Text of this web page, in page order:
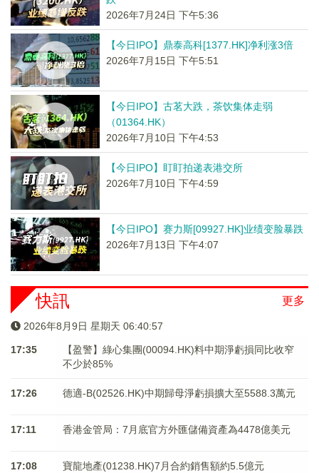
2026年7月24日 下午5:36
【今日IPO】鼎泰高科[1377.HK]净利涨3倍
2026年7月15日 下午5:51
【今日IPO】古茗大跌，茶饮集体走弱
（01364.HK）
2026年7月10日 下午4:53
【今日IPO】盯盯拍递表港交所
2026年7月10日 下午4:59
【今日IPO】赛力斯[09927.HK]业绩变脸暴跌
2026年7月13日 下午4:07
更多
快訊
2026年8月9日 星期天 06:40:58
17:35
【盈警】綠心集團(00094.HK)料中期淨虧損同比收窄
不少於85%
17:26 德適-B(02526.HK)中期歸母淨虧損擴大至5588.3萬元
17:11 香港金管局：7月底官方外匯儲備資產為4478億美元
17:08 寶龍地產(01238.HK)7月合約銷售額約5.5億元